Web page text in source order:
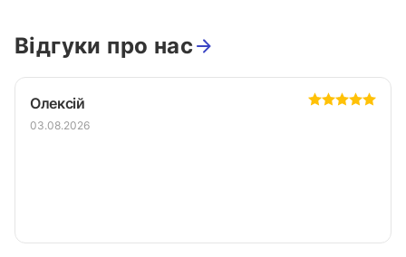
Відгуки про нас
Олексій
03.08.2026